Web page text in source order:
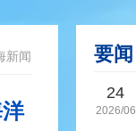
新闻 要闻
24
2026/06